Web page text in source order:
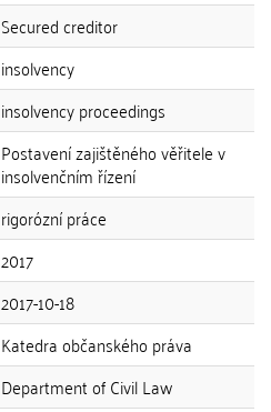
Secured creditor
insolvency
insolvency proceedings
Postavení zajištěného věřitele v
insolvenčním řízení
rigorózní práce
2017
2017-10-18
Katedra občanského práva
Department of Civil Law